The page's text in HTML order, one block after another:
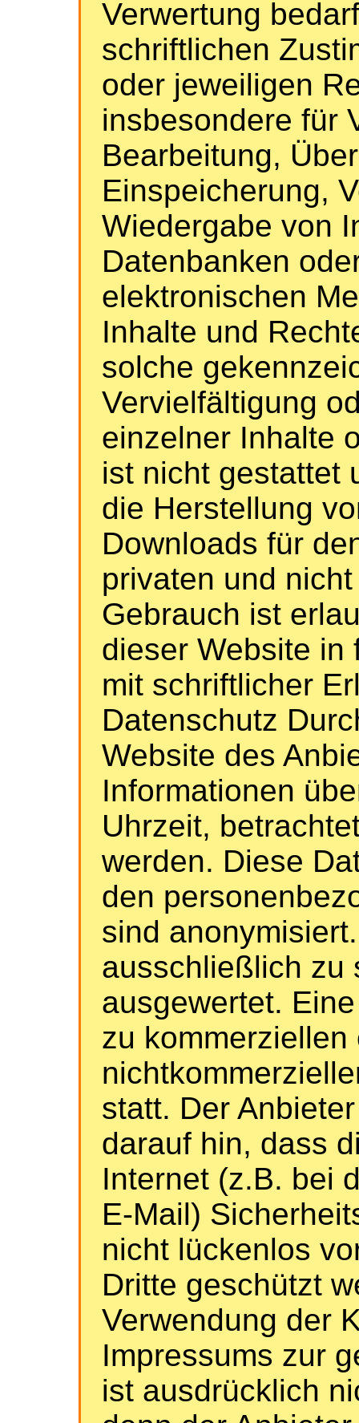
Verwertung
schriftlichen
oder jeweiligen
insbesondere für
Bearbeitung,
Einspeicherung,
Wiedergabe von
Datenbanken
elektronischen
Inhalte und
solche
Vervielfältigung
einzelner Inhalte
ist nicht gestattet
die Herstellung
Downloads für
privaten und
Gebrauch ist
dieser Website in
mit schriftlicher
Datenschutz
Website des
Informationen
Uhrzeit,
werden. Diese
den
sind
ausschließlich zu
ausgewertet.
zu kommerziellen
statt. Der
darauf hin, dass
Internet (z.B. bei
E-Mail)
nicht lückenlos
Dritte geschützt
Verwendung der
Impressums zur
ist ausdrücklich